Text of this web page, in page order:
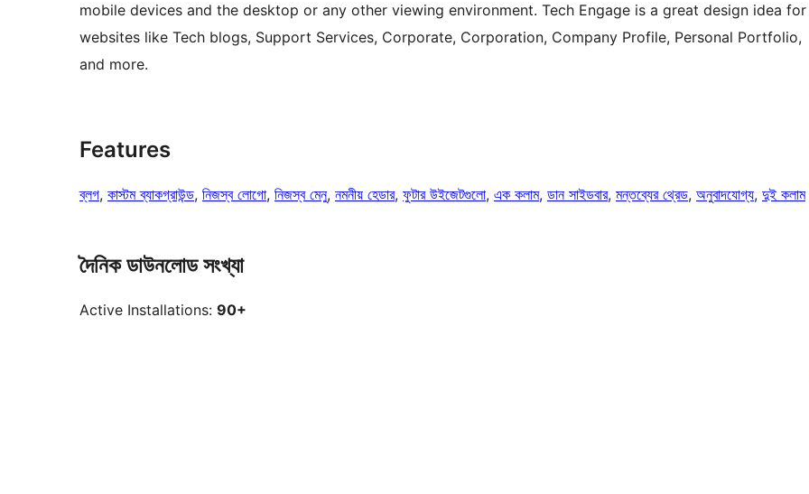
mobile devices and the desktop or any other viewing environment. Tech Engage is a great design idea for
websites like Tech blogs, Support Services, Corporate, Corporation, Company Profile, Personal Portfolio,
and more.
Features
ব্লগ, কাস্টম ব্যাকগ্রাউন্ড, নিজস্ব লোগো, নিজস্ব মেনু, নমনীয় হেডার, ফুটার উইজেটগুলো, এক কলাম, ডান সাইডবার, মন্তব্যের থ্রেড, অনুবাদযোগ্য, দুই কলাম
দৈনিক ডাউনলোড সংখ্যা
Active Installations: 90+